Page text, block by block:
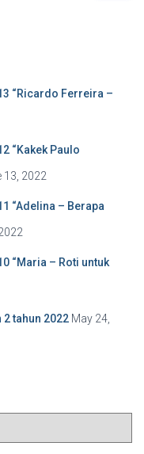
“Ricardo Ferreira –
“Kakek Paulo
13, 2022
“Adelina – Berapa
“Maria – Roti untuk
tahun 2022 May 24,